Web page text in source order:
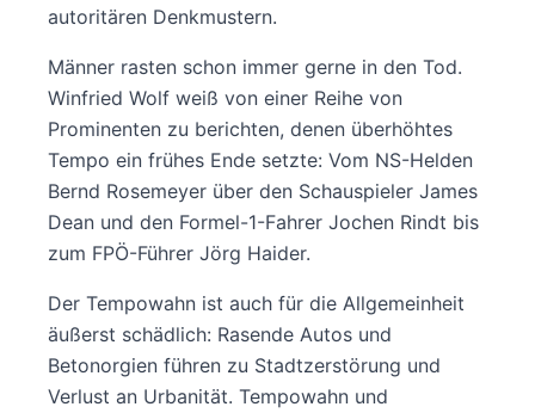
autoritären Denkmustern.
Männer rasten schon immer gerne in den Tod.
Winfried Wolf weiß von einer Reihe von
Prominenten zu berichten, denen überhöhtes
Tempo ein frühes Ende setzte: Vom NS-Helden
Bernd Rosemeyer über den Schauspieler James
Dean und den Formel-1-Fahrer Jochen Rindt bis
zum FPÖ-Führer Jörg Haider.
Der Tempowahn ist auch für die Allgemeinheit
äußerst schädlich: Rasende Autos und
Betonorgien führen zu Stadtzerstörung und
Verlust an Urbanität. Tempowahn und